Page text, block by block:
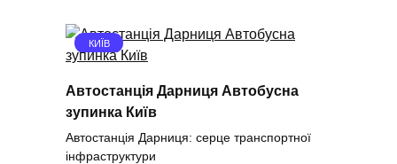
КИЇВ
Автостанція Дарниця Автобусна
зупинка Київ
Автостанція Дарниця: серце транспортної
інфраструктури